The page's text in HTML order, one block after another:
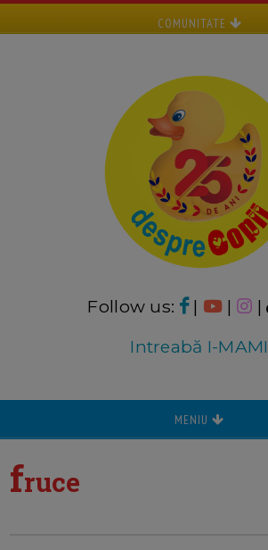
COMUNITATE
Follow us: | | |
Intreabă I-MAMI
MENIU
fruce